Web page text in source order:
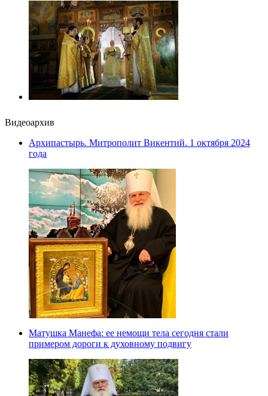
Видеоархив
Архипастырь. Митрополит Викентий. 1 октября 2024
года
Матушка Манефа: ее немощи тела сегодня стали
примером дороги к духовному подвигу